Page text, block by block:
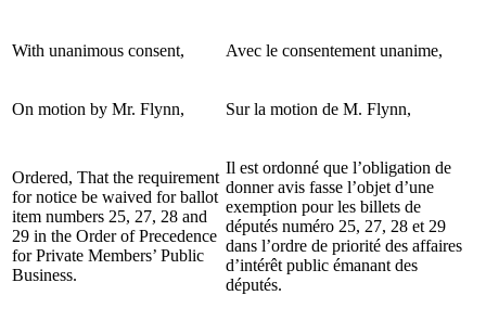
With unanimous consent, Avec le consentement unanime,
On motion by Mr. Flynn, Sur la motion de M. Flynn,
Ordered, That the requirement
for notice be waived for ballot
item numbers 25, 27, 28 and
29 in the Order of Precedence
for Private Members’ Public
Business.
Il est ordonné que l’obligation de
donner avis fasse l’objet d’une
exemption pour les billets de
députés numéro 25, 27, 28 et 29
dans l’ordre de priorité des affaires
d’intérêt public émanant des
députés.